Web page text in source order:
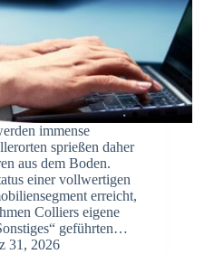
immense
sprießen daher
aus dem Boden.
einer vollwertigen
erreicht,
Colliers eigene
geführten…
31, 2026